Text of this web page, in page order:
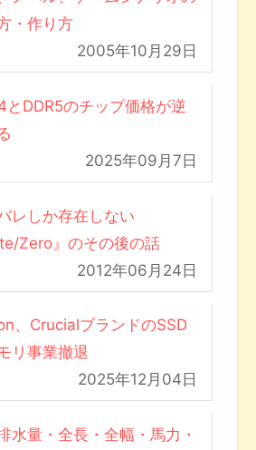
・作り方
2005年10月29日
とDDR5のチップ価格が逆
2025年09月7日
レしか存在しない
Zero』のその後の話
2012年06月24日
、CrucialブランドのSSD
リ事業撤退
2025年12月04日
水量・全長・全幅・馬力・